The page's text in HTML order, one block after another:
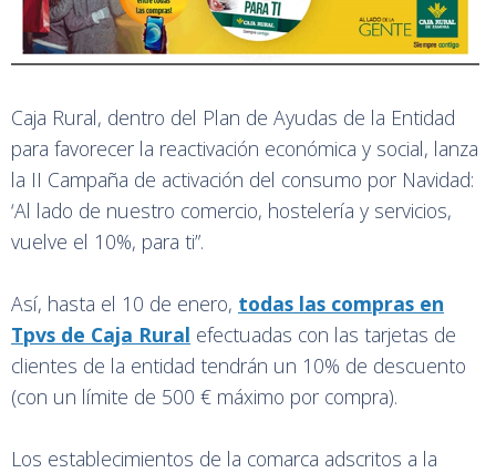
Caja Rural, dentro del Plan de Ayudas de la Entidad
para favorecer la reactivación económica y social, lanza
la II Campaña de activación del consumo por Navidad:
‘Al lado de nuestro comercio, hostelería y servicios,
vuelve el 10%, para ti”.
Así, hasta el 10 de enero, todas las compras en
Tpvs de Caja Rural efectuadas con las tarjetas de
clientes de la entidad tendrán un 10% de descuento
(con un límite de 500 € máximo por compra).
Los establecimientos de la comarca adscritos a la